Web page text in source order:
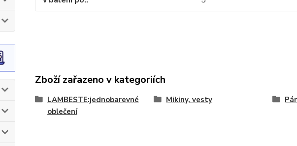
Zboží zařazeno v kategoriích
LAMBESTE:jednobarevné
oblečení
Mikiny, vesty